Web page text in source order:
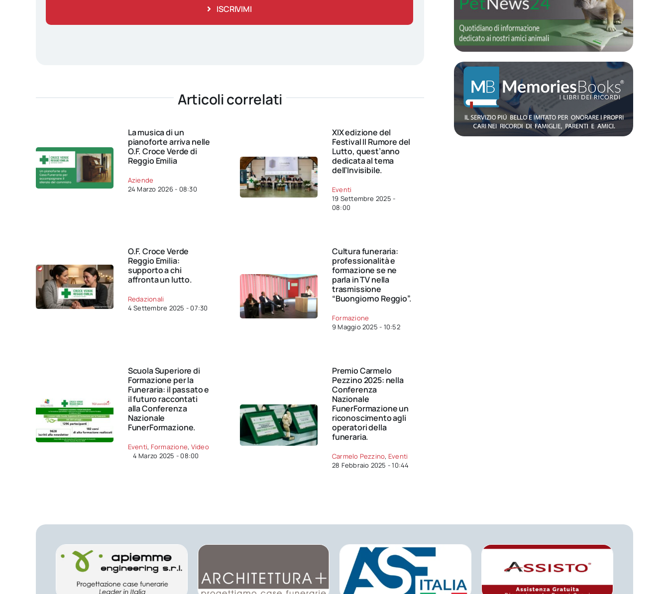
ISCRIVIMI
Articoli correlati
La musica di un
pianoforte arriva nelle
O.F. Croce Verde di
Reggio Emilia
Aziende
24 Marzo 2026 - 08:30
XIX edizione del
Festival Il Rumore del
Lutto, quest’anno
dedicata al tema
dell’Invisibile.
Eventi
19 Settembre 2025 -
08:00
O.F. Croce Verde
Reggio Emilia:
supporto a chi
affronta un lutto.
Redazionali
4 Settembre 2025 - 07:30
Cultura funeraria:
professionalità e
formazione se ne
parla in TV nella
trasmissione
“Buongiorno Reggio”.
Formazione
9 Maggio 2025 - 10:52
Scuola Superiore di
Formazione per la
Funeraria: il passato e
il futuro raccontati
alla Conferenza
Nazionale
FunerFormazione.
Eventi, Formazione, Video
4 Marzo 2025 - 08:00
Premio Carmelo
Pezzino 2025: nella
Conferenza
Nazionale
FunerFormazione un
riconoscimento agli
operatori della
funeraria.
Carmelo Pezzino, Eventi
28 Febbraio 2025 - 10:44